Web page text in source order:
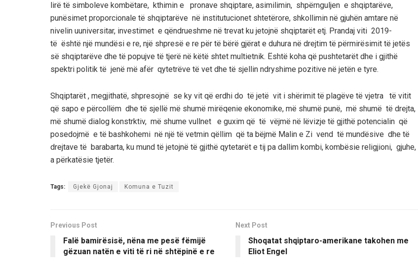
lirë të simboleve kombëtare, kthimin e pronave shqiptare, asimilimin, shpërnguljen e shqiptarëve,
punësimet proporcionale të shqiptarëve në institutucionet shtetërore, shkollimin në gjuhën amtare në
nivelin uuniversitar, investimet e qëndrueshme në trevat ku jetojnë shqiptarët etj. Prandaj viti 2019-
të është një mundësi e re, një shpresë e re për të bërë gjërat e duhura në drejtim të përmirësimit të jetës
së shqiptarëve dhe të popujve të tjerë në këtë shtet multietnik. Është koha që pushtetarët dhe i gjithë
spektri politik të jenë më afër qytetrëve të vet dhe të sjellin ndryshime pozitive në jetën e tyre.
Shqiptarët , megjithatë, shpresojnë se ky vit që erdhi do të jetë vit i shërimit të plagëve të vjetra të vitit
që sapo e përcollëm dhe të sjellë më shumë mirëqenie ekonomike, më shumë punë, më shumë të drejta,
më shumë dialog konstrktiv, më shume vullnet e guxim që të vëjmë në lëvizje të gjithë potencialin që
posedojmë e të bashkohemi në një të vetmin qëllim që ta bëjmë Malin e Zi vend të mundësive dhe të
drejtave të barabarta, ku mund të jetojnë të gjithë qytetarët e tij pa dallim kombi, kombësie religjioni, gjuhe,
a përkatësie tjetër.
Tags: Gjekë Gjonaj Komuna e Tuzit
Previous Post
Falë bamirësisë, nëna me pesë fëmijë
gëzuan natën e viti të ri në shtëpinë e re
Next Post
Shoqatat shqiptaro-amerikane takohen me
Eliot Engel